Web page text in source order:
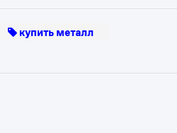
купить металл